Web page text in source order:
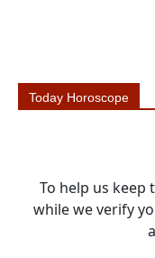
Today Horoscope